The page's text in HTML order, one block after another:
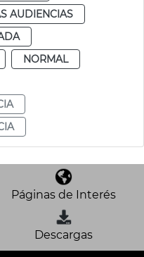
AUDIENCIAS
NORMAL
Páginas de Interés
Descargas